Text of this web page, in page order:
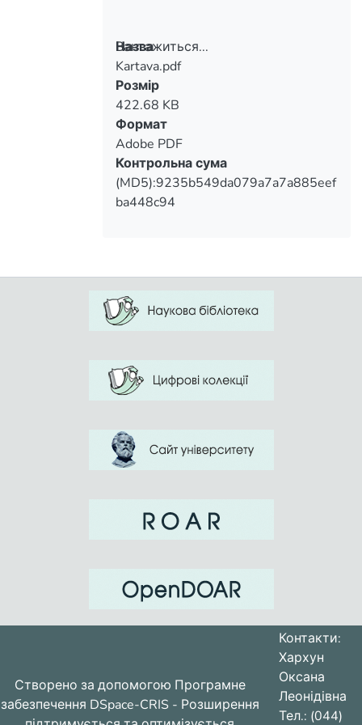
способностей и творческого
самовыражения.
Вантажиться...
Вантажиться...
Назва
Kartava.pdf
Розмір
422.68 KB
Формат
Adobe PDF
Контрольна сума
(MD5):9235b549da079a7a7a885eef
ba448c94
Створено за допомогою Програмне
забезпечення DSpace-CRIS - Розширення
Контакти:
Хархун
Оксана
Леонідівна
Тел.: (044)